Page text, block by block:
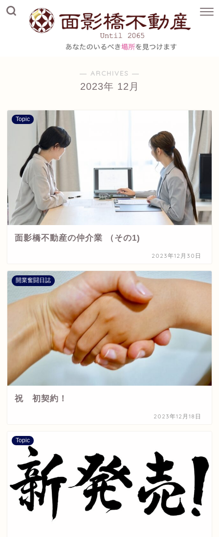
― ARCHIVES ―
2023年 12月
Topic
面影橋不動産の仲介業 （その1)
2023年12月30日
開業奮闘日誌
祝 初契約！
2023年12月18日
Topic